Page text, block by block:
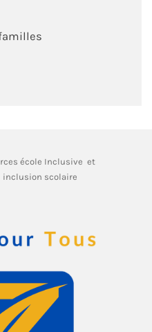
école Inclusive et
scolaire